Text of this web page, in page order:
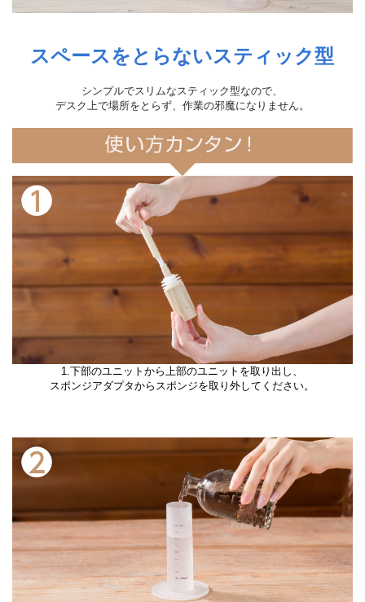
スペースをとらないスティック型
シンプルでスリムなスティック型なので、
デスク上で場所をとらず、作業の邪魔になりません。
1.下部のユニットから上部のユニットを取り出し、
スポンジアダプタからスポンジを取り外してください。